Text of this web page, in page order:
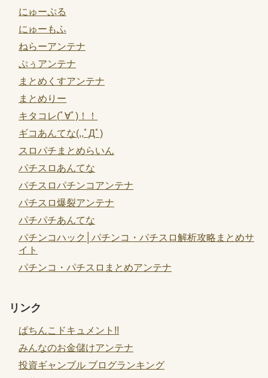
にゅーぷる
にゅーもふ
ねらーアンテナ
ぷぅアンテナ
まとめくすアンテナ
まとめりー
キタコレ(ﾟ∀ﾟ)！！
ギコあんてな(,,ﾟДﾟ)
スロパチまとめらいん
パチスロあんてな
パチスロパチンコアンテナ
パチスロ爆裂アンテナ
パチパチあんてな
パチンコハック│パチンコ・パチスロ解析攻略まとめサ
イト
パチンコ・パチスロまとめアンテナ
リンク
ぱちんこドキュメント!!
みんなのお金儲けアンテナ
投資ギャンブル ブログランキング